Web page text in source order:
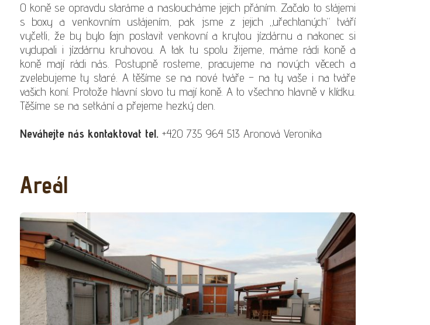
O koně se opravdu staráme a nasloucháme jejich přáním. Začalo to stájemi
s boxy a venkovním ustájením, pak jsme z jejich „uřechtaných“ tváří
vyčetli, že by bylo fajn postavit venkovní a krytou jízdárnu a nakonec si
vydupali i jízdárnu kruhovou. A tak tu spolu žijeme, máme rádi koně a
koně mají rádi nás. Postupně rosteme, pracujeme na nových věcech a
zvelebujeme ty staré. A těšíme se na nové tváře – na ty vaše i na tváře
vašich koní. Protože hlavní slovo tu mají koně. A to všechno hlavně v klídku.
Těšíme se na setkání a přejeme hezký den.
Neváhejte nás kontaktovat tel. +420 735 964 513 Aronová Veronika
Areál